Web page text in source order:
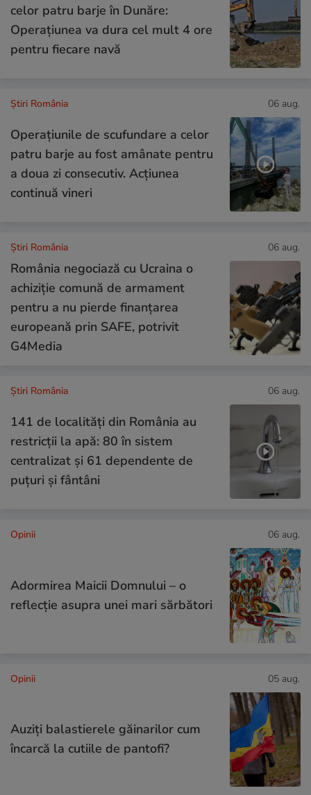
celor patru barje în Dunăre:
Operațiunea va dura cel mult 4 ore
pentru fiecare navă
Știri România 06 aug.
Operațiunile de scufundare a celor
patru barje au fost amânate pentru
a doua zi consecutiv. Acțiunea
continuă vineri
Știri România 06 aug.
România negociază cu Ucraina o
achiziție comună de armament
pentru a nu pierde finanțarea
europeană prin SAFE, potrivit
G4Media
Știri România 06 aug.
141 de localități din România au
restricții la apă: 80 în sistem
centralizat și 61 dependente de
puțuri și fântâni
Opinii 06 aug.
Adormirea Maicii Domnului – o
reflecție asupra unei mari sărbători
Opinii 05 aug.
Auziți balastierele găinarilor cum
încarcă la cutiile de pantofi?